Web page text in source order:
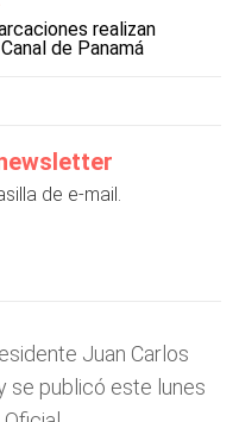
realizan
de Panamá
de e-mail.
Juan Carlos
se publicó este lunes